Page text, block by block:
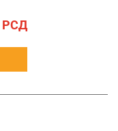
РСД